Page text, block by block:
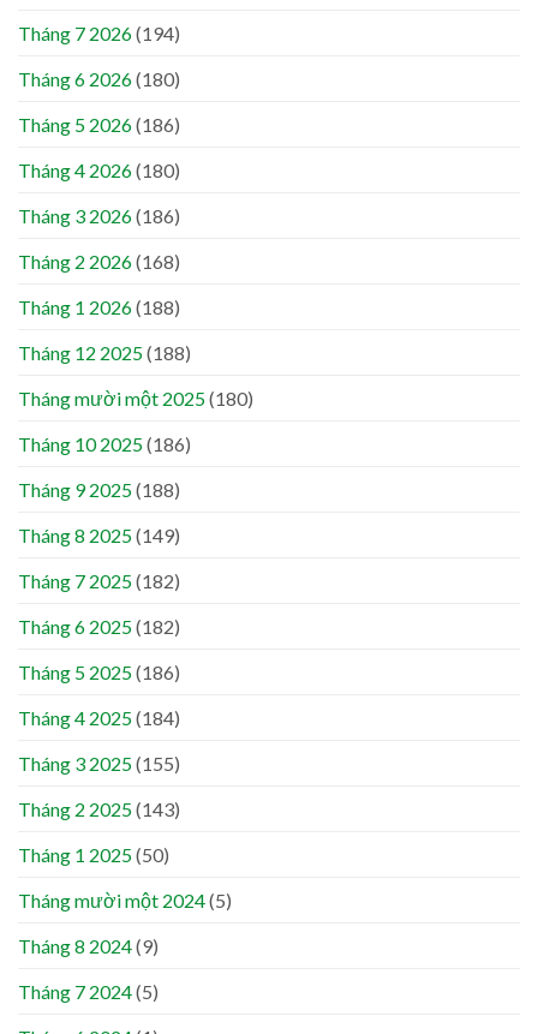
Tháng 7 2026(194)
Tháng 6 2026(180)
Tháng 5 2026(186)
Tháng 4 2026(180)
Tháng 3 2026(186)
Tháng 2 2026(168)
Tháng 1 2026(188)
Tháng 12 2025(188)
Tháng mười một 2025(180)
Tháng 10 2025(186)
Tháng 9 2025(188)
Tháng 8 2025(149)
Tháng 7 2025(182)
Tháng 6 2025(182)
Tháng 5 2025(186)
Tháng 4 2025(184)
Tháng 3 2025(155)
Tháng 2 2025(143)
Tháng 1 2025(50)
Tháng mười một 2024(5)
Tháng 8 2024(9)
Tháng 7 2024(5)